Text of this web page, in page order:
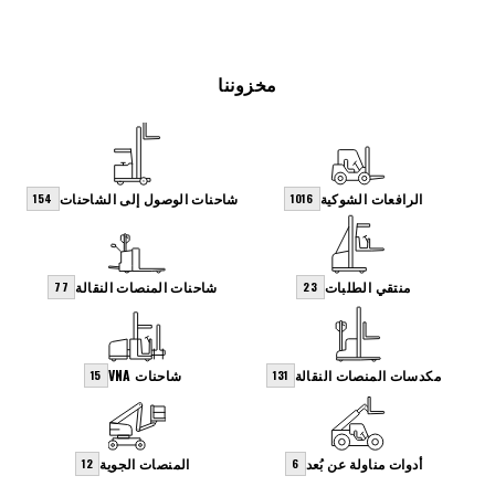
مخزوننا
الرافعات الشوكية 1016 شاحنات الوصول إلى الشاحنات 154
منتقي الطلبات 23 شاحنات المنصات النقالة 77
مكدسات المنصات النقالة 131 شاحنات VNA 15
أدوات مناولة عن بُعد 6 المنصات الجوية 12